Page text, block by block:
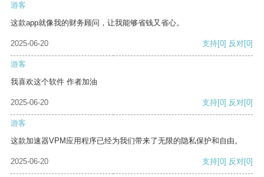
游客
这款app就像我的财务顾问，让我能够省钱又省心。
2025-06-20 支持[0] 反对[0]
游客
我喜欢这个软件 作者加油
2025-06-20 支持[0] 反对[0]
游客
这款加速器VPM应用程序已经为我们带来了无限的隐私保护和自由。
2025-06-20 支持[0] 反对[0]